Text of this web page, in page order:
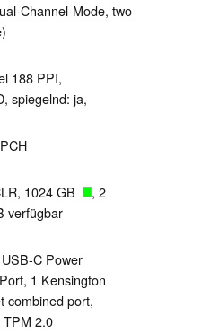
Channel-Mode, two
188 PPI,
spiegelnd: ja,
1024 GB
, 2
verfügbar
C Power
1 Kensington
combined port,
TPM 2.0